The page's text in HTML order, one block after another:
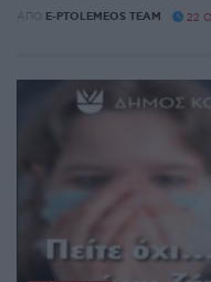
ΑΠΌ E-PTOLEMEOS TEAM 22